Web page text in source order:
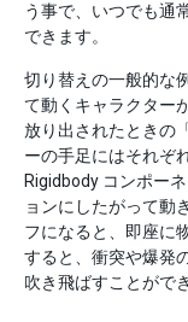
う事で、いつでも通
できます。
切り替えの一般的な
て動くキャラクター
放り出されたときの
ーの手足にはそれぞ
Rigidbody コンポー
ョンにしたがって動
フになると、即座に
すると、衝突や爆発
吹き飛ばすことがで